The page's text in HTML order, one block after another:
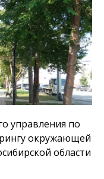
управления по
окружающей
области